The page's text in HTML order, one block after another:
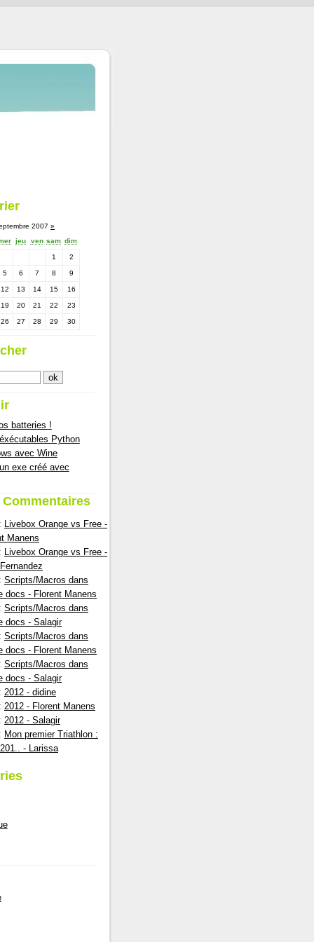
2007 »
jeu ven sam dim
1 2
5 6 7 8 9
12 13 14 15 16
19 20 21 22 23
26 27 28 29 30
batteries !
Python
avec Wine
exe créé avec
Livebox Orange vs Free -
Manens
Livebox Orange vs Free -
Scripts/Macros dans
docs - Florent Manens
Scripts/Macros dans
docs - Salagir
Scripts/Macros dans
docs - Florent Manens
Scripts/Macros dans
docs - Salagir
2012 - didine
2012 - Florent Manens
2012 - Salagir
Mon premier Triathlon :
- Larissa